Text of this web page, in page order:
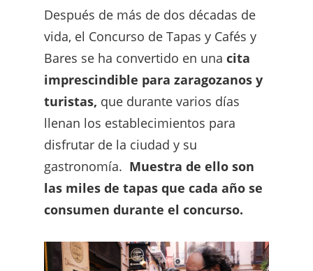
Después de más de dos décadas de
vida, el Concurso de Tapas y Cafés y
Bares se ha convertido en una cita
imprescindible para zaragozanos y
turistas, que durante varios días
llenan los establecimientos para
disfrutar de la ciudad y su
gastronomía. Muestra de ello son
las miles de tapas que cada año se
consumen durante el concurso.